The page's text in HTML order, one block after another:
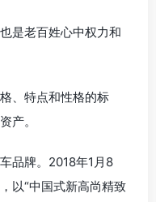
是老百姓心中权力和
、特点和性格的标
产。
品牌。2018年1月8
以“中国式新高尚精致